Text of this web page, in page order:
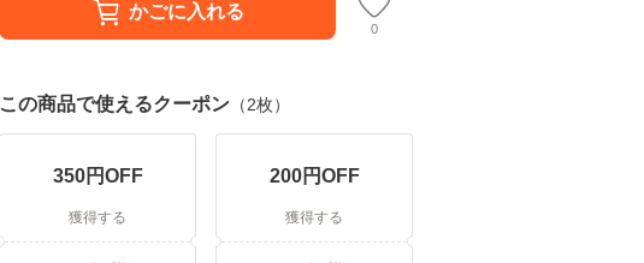
かごに入れる
0
この商品で使えるクーポン （2枚）
350円OFF
獲得する
200円OFF
獲得する